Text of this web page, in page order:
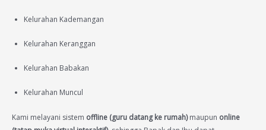
Kelurahan Kademangan
Kelurahan Keranggan
Kelurahan Babakan
Kelurahan Muncul
Kami melayani sistem offline (guru datang ke rumah)maupun online